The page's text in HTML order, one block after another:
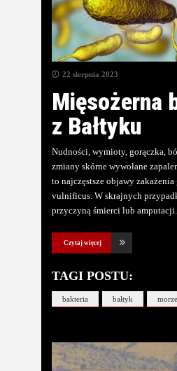
22 sierpnia 2023
Mięsożerna
z Bałtyku
Nudności, wymioty, gorączka,
zmiany skórne wywołane
to najczęstsze objawy
vulnificus. W skrajnych
przyczyną śmierci lub amputacji
Czytaj więcej
TAGI POSTU:
bakteria bałtyk morze